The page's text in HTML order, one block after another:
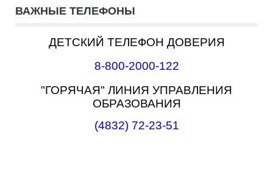
ВАЖНЫЕ ТЕЛЕФОНЫ
ДЕТСКИЙ ТЕЛЕФОН ДОВЕРИЯ
8-800-2000-122
"ГОРЯЧАЯ" ЛИНИЯ УПРАВЛЕНИЯ
ОБРАЗОВАНИЯ
(4832) 72-23-51